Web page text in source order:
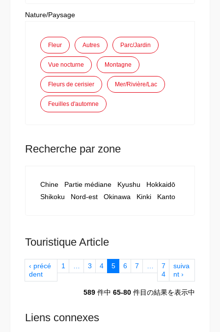
Nature/Paysage
Fleur Autres Parc/Jardin
Vue nocturne Montagne
Fleurs de cerisier Mer/Rivière/Lac
Feuilles d'automne
Recherche par zone
Chine Partie médiane Kyushu
Hokkaidō
Shikoku
Nord-est Okinawa Kinki Kanto
Touristique Article
‹ précé
dent
1 3 4 5 6 7
7
4
suiva
nt ›
589 件中 65-80 件目の結果を表示中
Liens connexes